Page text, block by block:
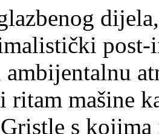
post-
ritam mašine
s